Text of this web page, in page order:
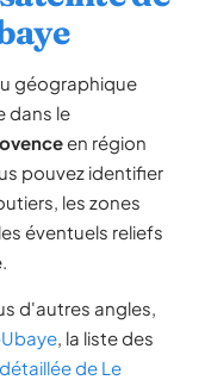
géographique
dans le
en région
pouvez identifier
les zones
éventuels reliefs
d'autres angles,
, la liste des
de Le